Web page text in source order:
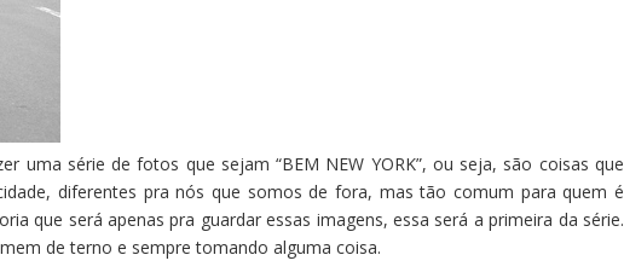
uma série de fotos que sejam “BEM NEW YORK”, ou seja, são coisas que
diferentes pra nós que somos de fora, mas tão comum para quem é
que será apenas pra guardar essas imagens, essa será a primeira da série.
de terno e sempre tomando alguma coisa.